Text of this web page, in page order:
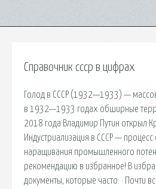
Справочник ссср в цифрах
Голод в СССР (1932—1933) —
в 1932—1933 годах обширные
2018 года Владимир Путин открыл
Индустриализация в СССР —
наращивания промышленного
рекомендацию в избранное! В
документы, которые часто. · Почти